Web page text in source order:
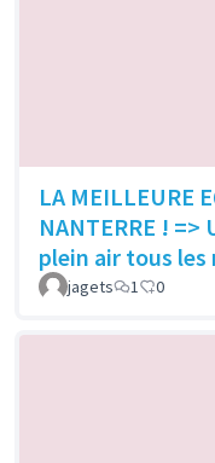
LA MEILLEURE
NANTERRE ! =>
plein air tous
jagets 1 0